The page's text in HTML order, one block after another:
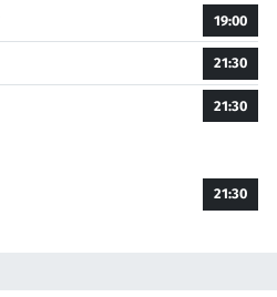
19:00
21:30
21:30
21:30